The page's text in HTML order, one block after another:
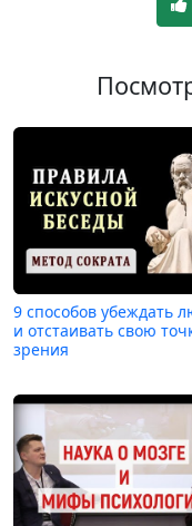
9 способов убеждать
и отстаивать свою
зрения